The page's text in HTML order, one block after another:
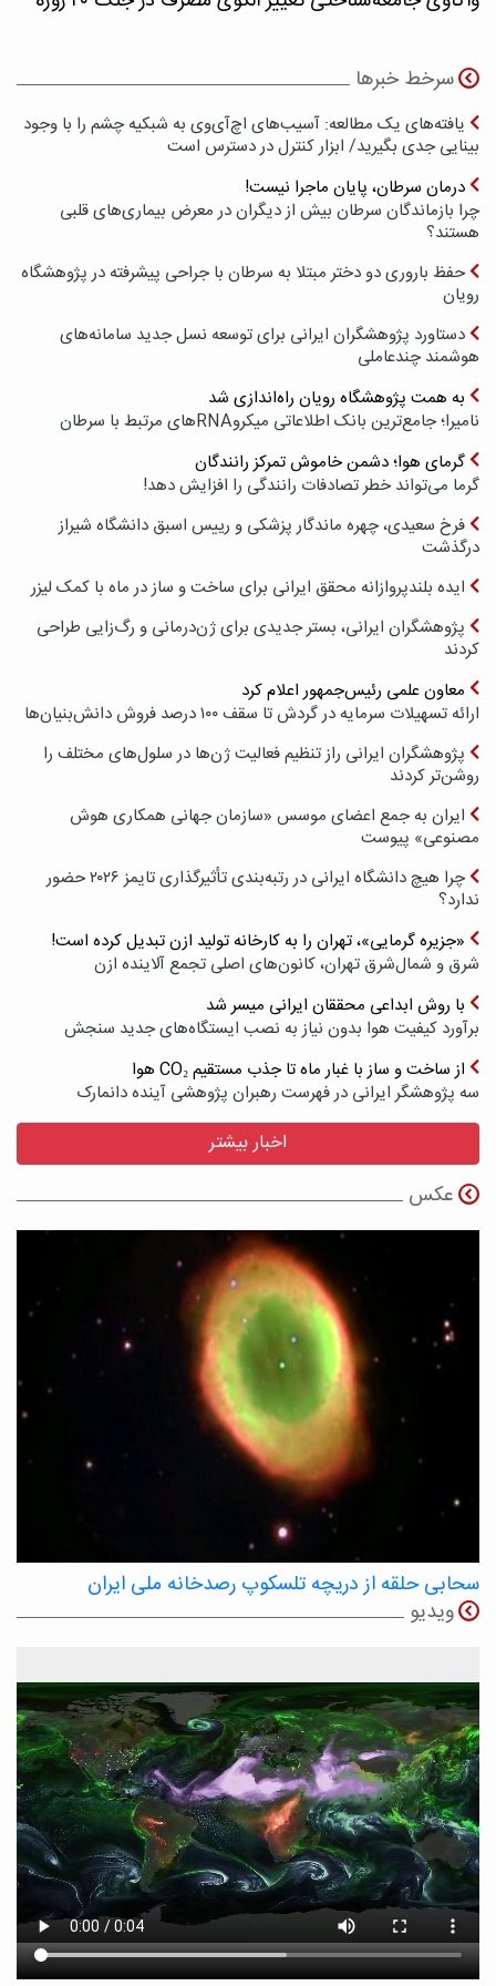
سرخط خبرها
یافته‌های یک مطالعه: آسیب‌های اچ‌آی‌وی به شبکیه چشم را با وجود
بینایی جدی بگیرید/ ابزار کنترل در دسترس است
درمان سرطان، پایان ماجرا نیست!
چرا بازماندگان سرطان بیش از دیگران در معرض بیماری‌های قلبی
هستند؟
حفظ باروری دو دختر مبتلا به سرطان با جراحی پیشرفته در پژوهشگاه
رویان
دستاورد پژوهشگران ایرانی برای توسعه نسل جدید سامانه‌های
هوشمند چندعاملی
به همت پژوهشگاه رویان راه‌اندازی شد
نامیرا؛ جامع‌ترین بانک اطلاعاتی میکروRNAهای مرتبط با سرطان
گرمای هوا؛ دشمن خاموش تمرکز رانندگان
گرما می‌تواند خطر تصادفات رانندگی را افزایش دهد!
فرخ سعیدی، چهره ماندگار پزشکی و رییس اسبق دانشگاه شیراز
درگذشت
ایده بلندپروازانه محقق ایرانی برای ساخت و ساز در ماه با کمک لیزر
پژوهشگران ایرانی، بستر جدیدی برای ژن‌درمانی و رگ‌زایی طراحی
کردند
معاون علمی رئیس‌جمهور اعلام کرد
ارائه تسهیلات سرمایه در گردش تا سقف ۱۰۰ درصد فروش دانش‌بنیان‌ها
پژوهشگران ایرانی راز تنظیم فعالیت ژن‌ها در سلول‌های مختلف را
روشن‌تر کردند
ایران به جمع اعضای موسس «سازمان جهانی همکاری هوش
مصنوعی» پیوست
چرا هیچ دانشگاه ایرانی در رتبه‌بندی تأثیرگذاری تایمز ۲۰۲۶ حضور
ندارد؟
«جزیره گرمایی»، تهران را به کارخانه تولید ازن تبدیل کرده است!
شرق و شمال‌شرق تهران، کانون‌های اصلی تجمع آلاینده ازن
با روش ابداعی محققان ایرانی میسر شد
برآورد کیفیت هوا بدون نیاز به نصب ایستگاه‌های جدید سنجش
از ساخت و ساز با غبار ماه تا جذب مستقیم CO₂ هوا
سه پژوهشگر ایرانی در فهرست رهبران پژوهشی آینده دانمارک
اخبار بیشتر
عکس
سحابی حلقه از دریچه تلسکوپ رصدخانه ملی ایران
ویدیو